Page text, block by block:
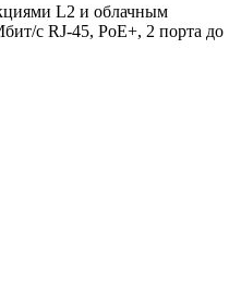
L2 и облачным
с RJ-45, PoE+, 2 порта до